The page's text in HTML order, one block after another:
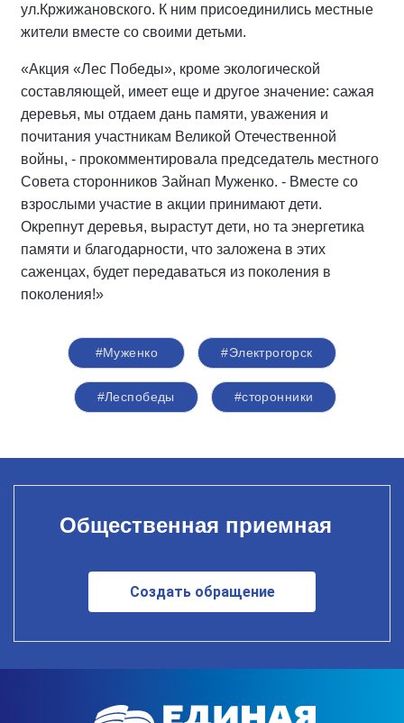
ул.Кржижановского. К ним присоединились местные
жители вместе со своими детьми.
«Акция «Лес Победы», кроме экологической
составляющей, имеет еще и другое значение: сажая
деревья, мы отдаем дань памяти, уважения и
почитания участникам Великой Отечественной
войны, - прокомментировала председатель местного
Совета сторонников Зайнап Муженко. - Вместе со
взрослыми участие в акции принимают дети.
Окрепнут деревья, вырастут дети, но та энергетика
памяти и благодарности, что заложена в этих
саженцах, будет передаваться из поколения в
поколения!»
#Муженко #Электрогорск
#Леспобеды #сторонники
Общественная приемная
Создать обращение